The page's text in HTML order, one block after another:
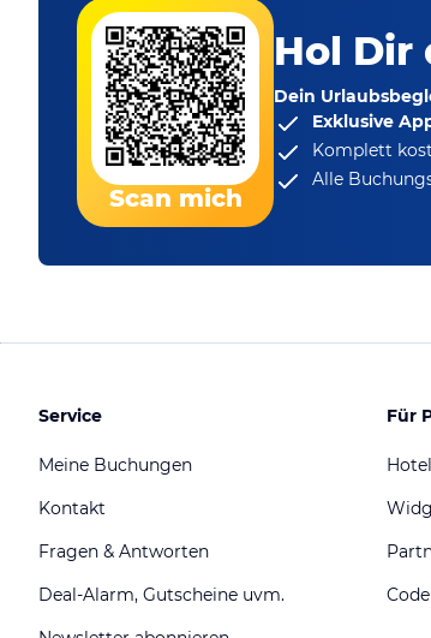
Scan mich
Hol Dir
Dein
Exklusive
Komplett
Alle
Service
Meine Buchungen
Kontakt
Fragen & Antworten
Deal-Alarm, Gutscheine uvm.
Für